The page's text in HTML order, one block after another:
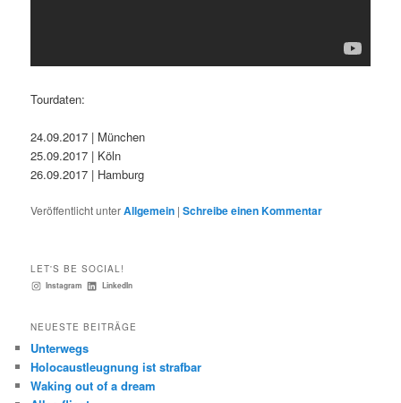
Tourdaten:
24.09.2017 | München
25.09.2017 | Köln
26.09.2017 | Hamburg
Veröffentlicht unterAllgemein |Schreibe einen Kommentar
LET'S BE SOCIAL!
Instagram LinkedIn
NEUESTE BEITRÄGE
Unterwegs
Holocaustleugnung ist strafbar
Waking out of a dream